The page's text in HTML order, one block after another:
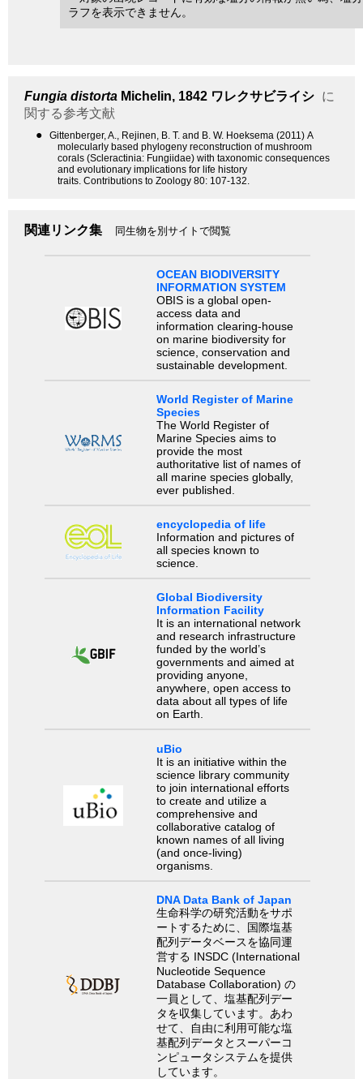
ラフを表示できません。
Fungia distorta Michelin, 1842 ワレクサビライシ に
関する参考文献
●
Gittenberger, A., Rejinen, B. T. and B. W. Hoeksema (2011) A
molecularly based phylogeny reconstruction of mushroom
corals (Scleractinia: Fungiidae) with taxonomic consequences
and evolutionary implications for life history
traits. Contributions to Zoology 80: 107-132.
関連リンク集 同生物を別サイトで閲覧
OCEAN BIODIVERSITY
INFORMATION SYSTEM
OBIS is a global open-
access data and
information clearing-house
on marine biodiversity for
science, conservation and
sustainable development.
World Register of Marine
Species
The World Register of
Marine Species aims to
provide the most
authoritative list of names of
all marine species globally,
ever published.
encyclopedia of life
Information and pictures of
all species known to
science.
Global Biodiversity
Information Facility
It is an international network
and research infrastructure
funded by the world’s
governments and aimed at
providing anyone,
anywhere, open access to
data about all types of life
on Earth.
uBio
It is an initiative within the
science library community
to join international efforts
to create and utilize a
comprehensive and
collaborative catalog of
known names of all living
(and once-living)
organisms.
DNA Data Bank of Japan
生命科学の研究活動をサポ
ートするために、国際塩基
配列データベースを協同運
営する INSDC (International
Nucleotide Sequence
Database Collaboration) の
一員として、塩基配列デー
タを収集しています。あわ
せて、自由に利用可能な塩
基配列データとスーパーコ
ンピュータシステムを提供
しています。